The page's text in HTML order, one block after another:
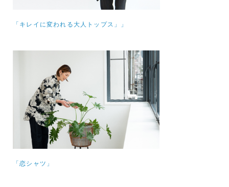
「キレイに変われる大人トップス」」
「恋シャツ」